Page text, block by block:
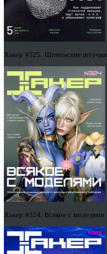
Хакер #325. Шпионские штучки
Хакер #324. Всякое с моделями